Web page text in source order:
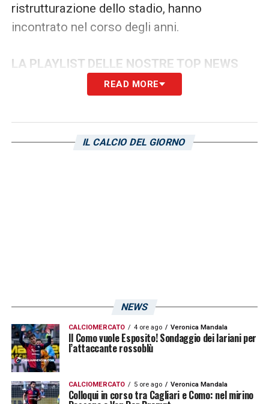
ristrutturazione dello stadio, hanno
incontrato nel corso degli anni.
LA PLAYLIST DELLE NOSTRE TOP NEWS
READ MORE
IL CALCIO DEL GIORNO
NEWS
CALCIOMERCATO 4 ore ago Veronica Mandala
Il Como vuole Esposito! Sondaggio dei lariani per
l’attaccante rossoblù
CALCIOMERCATO 5 ore ago Veronica Mandala
Colloqui in corso tra Cagliari e Como: nel mirino